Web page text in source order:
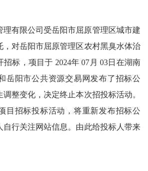
理有限公司受岳阳市屈原管理区城市建
，对岳阳市屈原管理区农村黑臭水体治
标，项目于 2024年 07月 03日在湖南
岳阳市公共资源交易网发布了招标公
整变化，决定终止本次招投标活动。
目招标投标活动，将重新发布招标公
自行关注网站信息。由此给投标人带来